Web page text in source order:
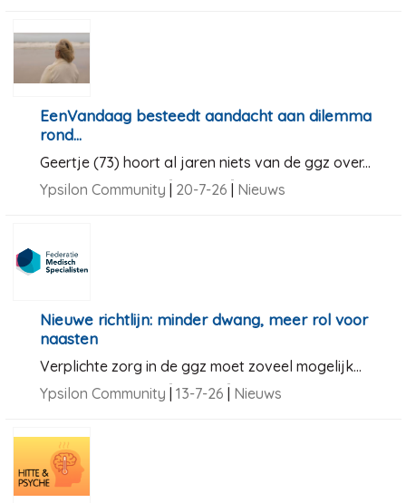
EenVandaag besteedt aandacht aan dilemma
rond...
Geertje (73) hoort al jaren niets van de ggz over...
Ypsilon Community | 20-7-26 | Nieuws
Nieuwe richtlijn: minder dwang, meer rol voor
naasten
Verplichte zorg in de ggz moet zoveel mogelijk...
Ypsilon Community | 13-7-26 | Nieuws